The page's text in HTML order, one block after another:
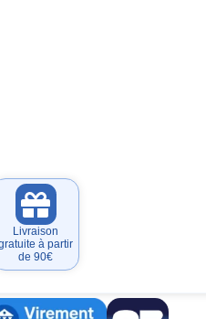
Livraison
à partir
de 90€